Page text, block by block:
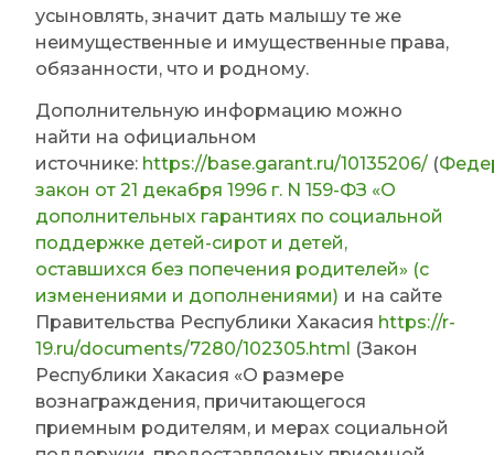
усыновлять, значит дать малышу те же
неимущественные и имущественные права,
обязанности, что и родному.
Дополнительную информацию можно
найти на официальном
источнике: https://base.garant.ru/10135206/ (
закон от 21 декабря 1996 г. N 159-ФЗ «О
дополнительных гарантиях по социальной
поддержке детей-сирот и детей,
оставшихся без попечения родителей» (с
изменениями и дополнениями) и на сайте
Правительства Республики Хакасия https://r-
19.ru/documents/7280/102305.html (Закон
Республики Хакасия «О размере
вознаграждения, причитающегося
приемным родителям, и мерах социальной